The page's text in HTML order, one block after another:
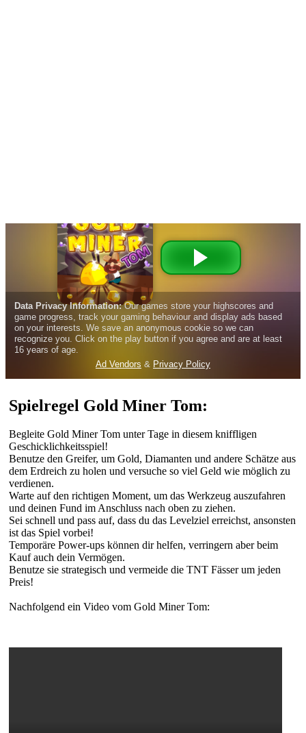
Spielregel Gold Miner Tom:
Begleite Gold Miner Tom unter Tage in diesem kniffligen
Geschicklichkeitsspiel!
Benutze den Greifer, um Gold, Diamanten und andere Schätze aus
dem Erdreich zu holen und versuche so viel Geld wie möglich zu
verdienen.
Warte auf den richtigen Moment, um das Werkzeug auszufahren
und deinen Fund im Anschluss nach oben zu ziehen.
Sei schnell und pass auf, dass du das Levelziel erreichst, ansonsten
ist das Spiel vorbei!
Temporäre Power-ups können dir helfen, verringern aber beim
Kauf auch dein Vermögen.
Benutze sie strategisch und vermeide die TNT Fässer um jeden
Preis!
Nachfolgend ein Video vom Gold Miner Tom: